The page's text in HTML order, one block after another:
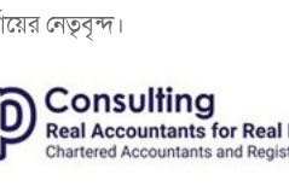
নেতৃবৃন্দ।